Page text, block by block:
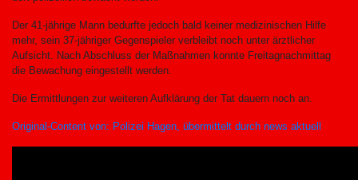
Der 41-jährige Mann bedurfte jedoch bald keiner medizinischen Hilfe
mehr, sein 37-jähriger Gegenspieler verbleibt noch unter ärztlicher
Aufsicht. Nach Abschluss der Maßnahmen konnte Freitagnachmittag
die Bewachung eingestellt werden.
Die Ermittlungen zur weiteren Aufklärung der Tat dauern noch an.
Original-Content von: Polizei Hagen, übermittelt durch news aktuell